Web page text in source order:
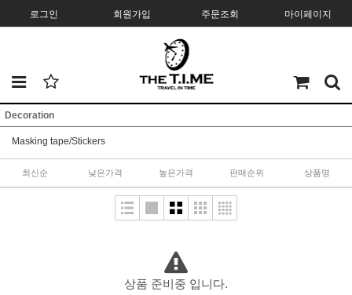
로그인 회원가입 주문조회 마이페이지
Decoration
Masking tape/Stickers
최신순 낮은가격 높은가격 판매순위 상품명
상품 준비중 입니다.